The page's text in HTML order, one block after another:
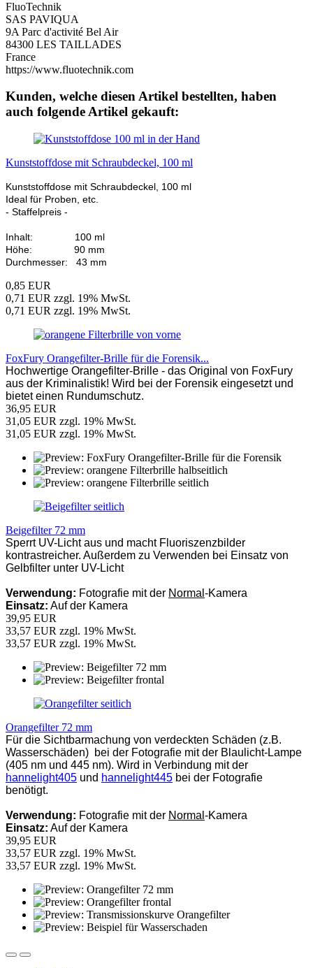
FluoTechnik
SAS PAVIQUA
9A Parc d'activité Bel Air
84300 LES TAILLADES
France
https://www.fluotechnik.com
Kunden, welche diesen Artikel bestellten, haben
auch folgende Artikel gekauft:
Kunststoffdose mit Schraubdeckel, 100 ml
Kunststoffdose mit Schraubdeckel, 100 ml
Ideal für Proben, etc.
- Staffelpreis -
Inhalt: 100 ml
Höhe: 90 mm
Durchmesser: 43 mm
0,85 EUR
0,71 EUR zzgl. 19% MwSt.
0,71 EUR zzgl. 19% MwSt.
FoxFury Orangefilter-Brille für die Forensik...
Hochwertige Orangefilter-Brille - das Original von FoxFury
aus der Kriminalistik! Wird bei der Forensik eingesetzt und
bietet einen Rundumschutz.
36,95 EUR
31,05 EUR zzgl. 19% MwSt.
31,05 EUR zzgl. 19% MwSt.
Beigefilter 72 mm
Sperrt UV-Licht aus und macht Fluoriszenzbilder
kontrastreicher. Außerdem zu Verwenden bei Einsatz von
Gelbfilter unter UV-Licht
Verwendung: Fotografie mit der Normal -Kamera
Einsatz: Auf der Kamera
39,95 EUR
33,57 EUR zzgl. 19% MwSt.
33,57 EUR zzgl. 19% MwSt.
Orangefilter 72 mm
Für die Sichtbarmachung von verdeckten Schäden (z.B.
Wasserschäden) bei der Fotografie mit der Blaulicht-Lampe
(405 nm und 445 nm). Wird in Verbindung mit der
hannelight405 und hannelight445 bei der Fotografie
benötigt.
Verwendung: Fotografie mit der Normal -Kamera
Einsatz: Auf der Kamera
39,95 EUR
33,57 EUR zzgl. 19% MwSt.
33,57 EUR zzgl. 19% MwSt.